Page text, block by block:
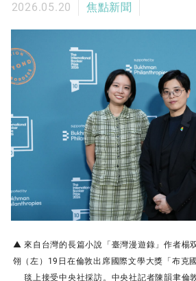
2026.05.20 焦點新聞
▲ 來自台灣的長篇小說「臺灣漫遊錄」作者楊
翎（左）19日在倫敦出席國際文學大獎「布克
毯上接受中央社採訪。中央社記者陳韻聿倫